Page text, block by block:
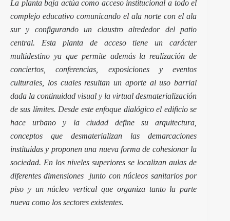
La planta baja actúa como acceso institucional a todo el
complejo educativo comunicando el ala norte con el ala
sur y configurando un claustro alrededor del patio
central. Esta planta de acceso tiene un carácter
multidestino ya que permite además la realización de
conciertos, conferencias, exposiciones y eventos
culturales, los cuales resultan un aporte al uso barrial
dada la continuidad visual y la virtual desmaterialización
de sus límites. Desde este enfoque dialógico el edificio se
hace urbano y la ciudad define su arquitectura,
conceptos que desmaterializan las demarcaciones
instituidas y proponen una nueva forma de cohesionar la
sociedad. En los niveles superiores se localizan aulas de
diferentes dimensiones junto con núcleos sanitarios por
piso y un núcleo vertical que organiza tanto la parte
nueva como los sectores existentes.